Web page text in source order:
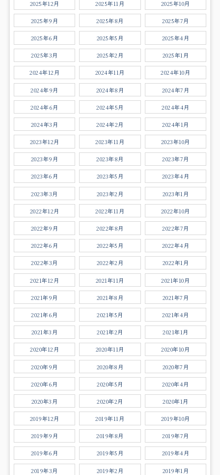
2025年12月 2025年11月 2025年10月
2025年9月 2025年8月 2025年7月
2025年6月 2025年5月 2025年4月
2025年3月 2025年2月 2025年1月
2024年12月 2024年11月 2024年10月
2024年9月 2024年8月 2024年7月
2024年6月 2024年5月 2024年4月
2024年3月 2024年2月 2024年1月
2023年12月 2023年11月 2023年10月
2023年9月 2023年8月 2023年7月
2023年6月 2023年5月 2023年4月
2023年3月 2023年2月 2023年1月
2022年12月 2022年11月 2022年10月
2022年9月 2022年8月 2022年7月
2022年6月 2022年5月 2022年4月
2022年3月 2022年2月 2022年1月
2021年12月 2021年11月 2021年10月
2021年9月 2021年8月 2021年7月
2021年6月 2021年5月 2021年4月
2021年3月 2021年2月 2021年1月
2020年12月 2020年11月 2020年10月
2020年9月 2020年8月 2020年7月
2020年6月 2020年5月 2020年4月
2020年3月 2020年2月 2020年1月
2019年12月 2019年11月 2019年10月
2019年9月 2019年8月 2019年7月
2019年6月 2019年5月 2019年4月
2019年3月 2019年2月 2019年1月